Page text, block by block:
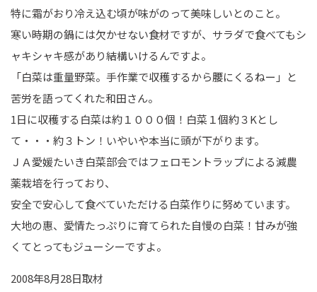
特に霜がおり冷え込む頃が味がのって美味しいとのこと。
寒い時期の鍋には欠かせない食材ですが、サラダで食べてもシ
ャキシャキ感があり結構いけるんですよ。
「白菜は重量野菜。手作業で収穫するから腰にくるねー」と
苦労を語ってくれた和田さん。
1日に収穫する白菜は約１０００個！白菜１個約３Kとし
て・・・約３トン！いやいや本当に頭が下がります。
ＪＡ愛媛たいき白菜部会ではフェロモントラップによる減農
薬栽培を行っており、
安全で安心して食べていただける白菜作りに努めています。
大地の惠、愛情たっぷりに育てられた自慢の白菜！甘みが強
くてとってもジューシーですよ。
2008年8月28日取材